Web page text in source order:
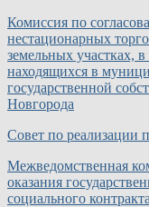
Комиссия по
нестационарных
земельных участках,
находящихся в
государственной
Новгорода
Совет по реализации
Межведомственная
оказания
социального контракта